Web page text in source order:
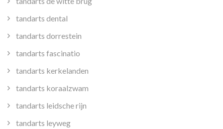
tandarts dental
tandarts dorrestein
tandarts fascinatio
tandarts kerkelanden
tandarts koraalzwam
tandarts leidsche rijn
tandarts leyweg